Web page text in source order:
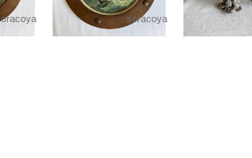
soracoya